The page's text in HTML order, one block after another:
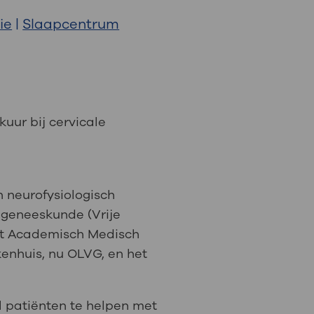
: naar uw dossier
| Slaapcentrum
bij cervicale
neurofysiologisch
(Vrije
Medisch
nu OLVG, en het
patiënten te helpen met